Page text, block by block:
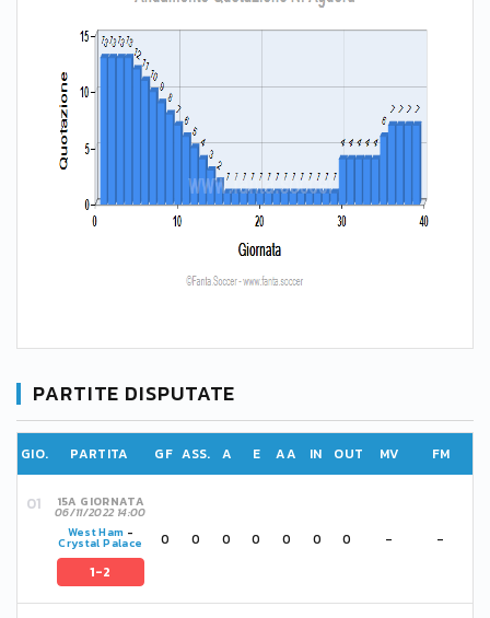
PARTITE DISPUTATE
GIO. PARTITA GF ASS. A E AA IN OUT MV FM
15A GIORNATA
06/11/2022 14:00
West Ham -
Crystal Palace
1-2
0 0 0 0 0 0 0 - -